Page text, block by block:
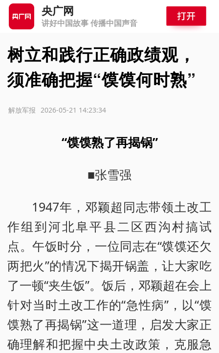
央广网
讲好中国故事 传播中国声音
树立和践行正确政绩观，
须准确把握“馍馍何时熟”
2026-05-21 14:23:34
解放军报
“馍馍熟了再揭锅”
■张雪强
1947年，邓颖超同志带领土改工
作组到河北阜平县二区西沟村搞试
点。午饭时分，一位同志在“馍馍还欠
两把火”的情况下揭开锅盖，让大家吃
了一顿“夹生饭”。饭后，邓颖超在会上
针对当时土改工作的“急性病”，以“馍
馍熟了再揭锅”这一道理，启发大家正
确理解和把握中央土改政策，克服急